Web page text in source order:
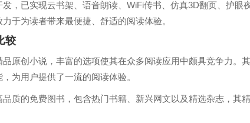
，已实现云书架、语音朗读、WiFi传书、仿真3D翻页、护眼
于为读者带来最便捷、舒适的阅读体验。
较
原创小说，丰富的选项使其在众多阅读应用中颇具竞争力。
为用户提供了一流的阅读体验。
质的免费图书，包含热门书籍、新兴网文以及精选杂志，其